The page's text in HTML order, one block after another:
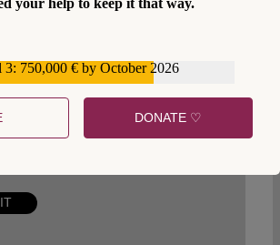
your help to keep it that way.
3: 750,000 € by October 2026
DONATE ♡